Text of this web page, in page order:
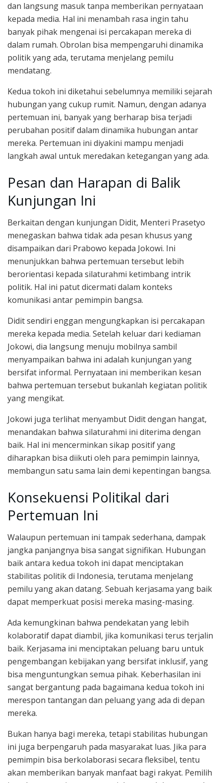
dan langsung masuk tanpa memberikan pernyataan
kepada media. Hal ini menambah rasa ingin tahu
banyak pihak mengenai isi percakapan mereka di
dalam rumah. Obrolan bisa mempengaruhi dinamika
politik yang ada, terutama menjelang pemilu
mendatang.
Kedua tokoh ini diketahui sebelumnya memiliki sejarah
hubungan yang cukup rumit. Namun, dengan adanya
pertemuan ini, banyak yang berharap bisa terjadi
perubahan positif dalam dinamika hubungan antar
mereka. Pertemuan ini diyakini mampu menjadi
langkah awal untuk meredakan ketegangan yang ada.
Pesan dan Harapan di Balik
Kunjungan Ini
Berkaitan dengan kunjungan Didit, Menteri Prasetyo
menegaskan bahwa tidak ada pesan khusus yang
disampaikan dari Prabowo kepada Jokowi. Ini
menunjukkan bahwa pertemuan tersebut lebih
berorientasi kepada silaturahmi ketimbang intrik
politik. Hal ini patut dicermati dalam konteks
komunikasi antar pemimpin bangsa.
Didit sendiri enggan mengungkapkan isi percakapan
mereka kepada media. Setelah keluar dari kediaman
Jokowi, dia langsung menuju mobilnya sambil
menyampaikan bahwa ini adalah kunjungan yang
bersifat informal. Pernyataan ini memberikan kesan
bahwa pertemuan tersebut bukanlah kegiatan politik
yang mengikat.
Jokowi juga terlihat menyambut Didit dengan hangat,
menandakan bahwa silaturahmi ini diterima dengan
baik. Hal ini mencerminkan sikap positif yang
diharapkan bisa diikuti oleh para pemimpin lainnya,
membangun satu sama lain demi kepentingan bangsa.
Konsekuensi Politikal dari
Pertemuan Ini
Walaupun pertemuan ini tampak sederhana, dampak
jangka panjangnya bisa sangat signifikan. Hubungan
baik antara kedua tokoh ini dapat menciptakan
stabilitas politik di Indonesia, terutama menjelang
pemilu yang akan datang. Sebuah kerjasama yang baik
dapat memperkuat posisi mereka masing-masing.
Ada kemungkinan bahwa pendekatan yang lebih
kolaboratif dapat diambil, jika komunikasi terus terjalin
baik. Kerjasama ini menciptakan peluang baru untuk
pengembangan kebijakan yang bersifat inklusif, yang
bisa menguntungkan semua pihak. Keberhasilan ini
sangat bergantung pada bagaimana kedua tokoh ini
merespon tantangan dan peluang yang ada di depan
mereka.
Bukan hanya bagi mereka, tetapi stabilitas hubungan
ini juga berpengaruh pada masyarakat luas. Jika para
pemimpin bisa berkolaborasi secara fleksibel, tentu
akan memberikan banyak manfaat bagi rakyat. Pemilih